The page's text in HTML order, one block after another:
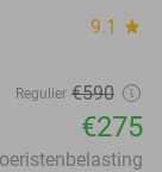
9.1 star
Regulier €590
€275